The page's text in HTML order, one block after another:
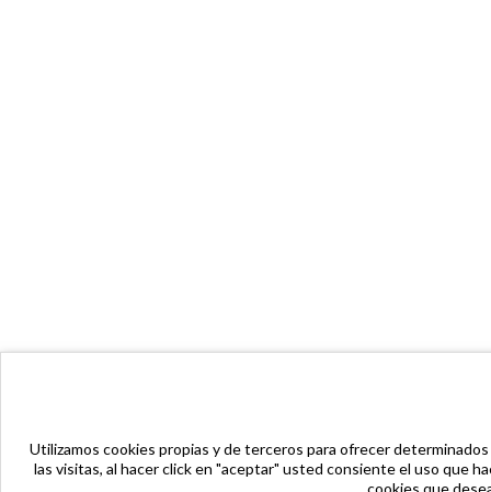
Utilizamos cookies propias y de terceros para ofrecer
las visitas, al hacer click en "aceptar" usted consiente el uso que
cookies que